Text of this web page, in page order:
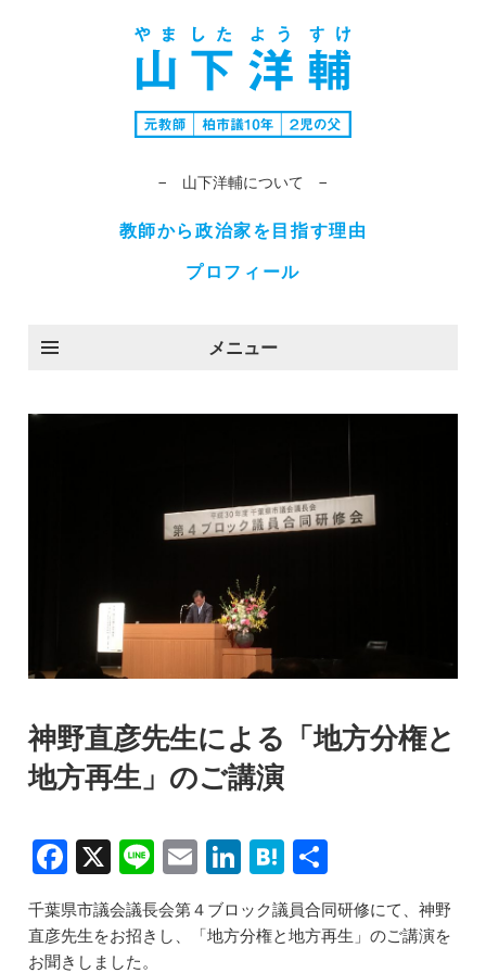
− 山下洋輔について −
教師から政治家を目指す理由
プロフィール
メニュー
神野直彦先生による「地方分権と
地方再生」のご講演
F
a
c
e
X Li
n
e
E
m
ai
Li
n
k
H
at
e
有
千葉県市議会議長会第４ブロック議員合同研修にて、神野
直彦先生をお招きし、「地方分権と地方再生」のご講演を
お聞きしました。